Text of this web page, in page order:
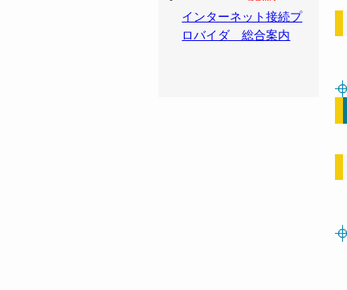
インターネット接続プ
ロバイダ 総合案内